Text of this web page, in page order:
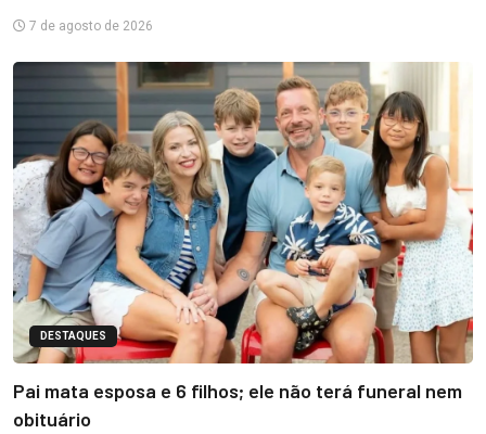
7 de agosto de 2026
DESTAQUES
Pai mata esposa e 6 filhos; ele não terá funeral nem
obituário